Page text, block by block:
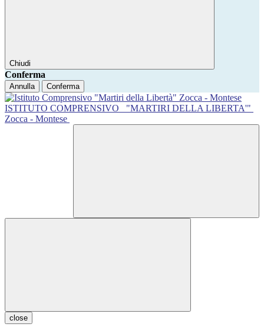
Chiudi
Conferma
Annulla Conferma
ISTITUTO COMPRENSIVO
"MARTIRI DELLA LIBERTA'"
Zocca - Montese
close